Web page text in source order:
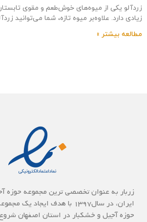
زردآلو یکی از میوه‌های خوش‌طعم و مقوی
زیادی دارد. علاوه‌بر میوه تازه، شما می‌توانید
مطالعه بیشتر »
زربار به عنوان تخصصی ترین مجموعه حوزه
ایران، در سال1397 با هدف
حوزه آجیل و خشکبار در استان اصفهان